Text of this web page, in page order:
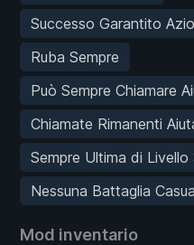
Successo Garantito
Ruba Sempre
Può Sempre Chiamare
Chiamate Rimanenti
Sempre Ultima di Livello
Nessuna Battaglia
Mod inventario